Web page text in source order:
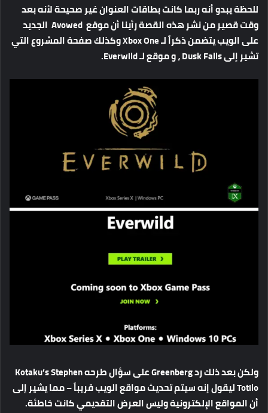
للحظة يبدو أنه ربما كانت بطاقات العنوان غير صحيحة لأنه بعد
وقت قصير من نشر هذه القصة رأينا أن موقع Avowed الجديد
على الويب يتضمن ذكراً لـ Xbox One وكذلك صفحة المشروع التي
تشير إلى Dusk Falls ، و موقع لـ Everwild.
ولكن بعد ذلك رد Greenberg على سؤال طرحه Kotaku’s Stephen
Totilo ليقول إنه سيتم تحديث مواقع الويب قريباً – مما يشير إلى
أن المواقع الإلكترونية وليس العرض التقديمي كانت خاطئة.